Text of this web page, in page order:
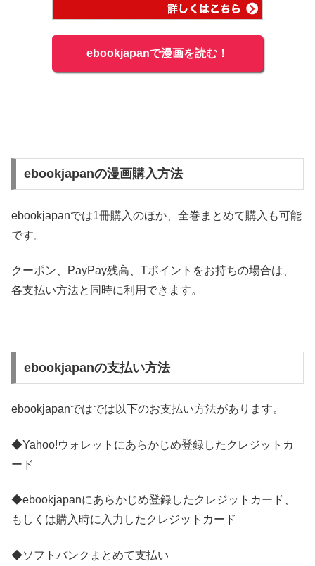
ebookjapanで漫画を読む！
ebookjapanの漫画購入方法
ebookjapanでは1冊購入のほか、全巻まとめて購入も可能
です。
クーポン、PayPay残高、Tポイントをお持ちの場合は、
各支払い方法と同時に利用できます。
ebookjapanの支払い方法
ebookjapanではでは以下のお支払い方法があります。
◆Yahoo!ウォレットにあらかじめ登録したクレジットカ
ード
◆ebookjapanにあらかじめ登録したクレジットカード、
もしくは購入時に入力したクレジットカード
◆ソフトバンクまとめて支払い